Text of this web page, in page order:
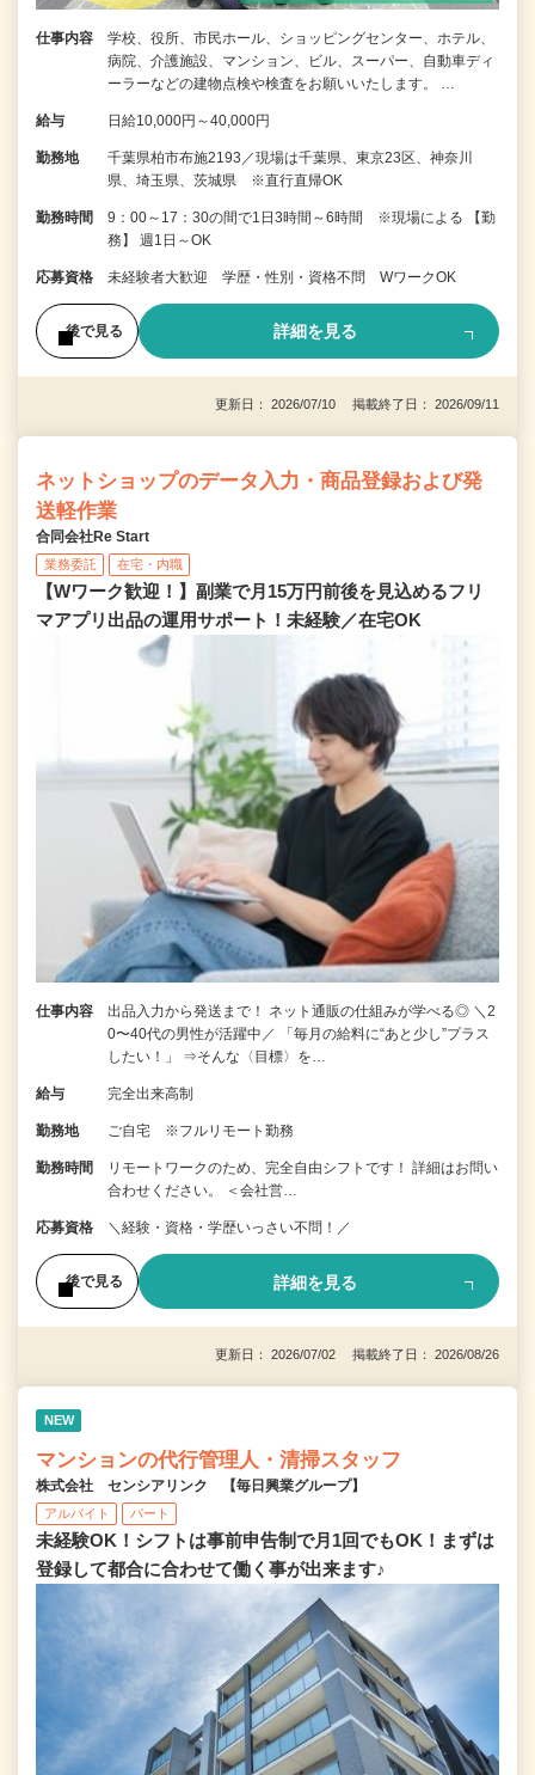
仕事内容
学校、役所、市民ホール、ショッピングセンター、ホテル、
病院、介護施設、マンション、ビル、スーパー、自動車ディ
ーラーなどの建物点検や検査をお願いいたします。 …
給与 日給10,000円～40,000円
勤務地
千葉県柏市布施2193／現場は千葉県、東京23区、神奈川
県、埼玉県、茨城県 ※直行直帰OK
勤務時間
9：00～17：30の間で1日3時間～6時間 ※現場による 【勤
務】 週1日～OK
応募資格 未経験者大歓迎 学歴・性別・資格不問 WワークOK
後で見る 詳細を見る
更新日： 2026/07/10 掲載終了日： 2026/09/11
ネットショップのデータ入力・商品登録および発
送軽作業
合同会社Re Start
業務委託 在宅・内職
【Wワーク歓迎！】副業で月15万円前後を見込めるフリ
マアプリ出品の運用サポート！未経験／在宅OK
仕事内容
出品入力から発送まで！ ネット通販の仕組みが学べる◎ ＼2
0〜40代の男性が活躍中／ 「毎月の給料に“あと少し”プラス
したい！」 ⇒そんな〈目標〉を…
給与 完全出来高制
勤務地 ご自宅 ※フルリモート勤務
勤務時間
リモートワークのため、完全自由シフトです！ 詳細はお問い
合わせください。 ＜会社営…
応募資格 ＼経験・資格・学歴いっさい不問！／
後で見る 詳細を見る
更新日： 2026/07/02 掲載終了日： 2026/08/26
NEW
マンションの代行管理人・清掃スタッフ
株式会社 センシアリンク 【毎日興業グループ】
アルバイト パート
未経験OK！シフトは事前申告制で月1回でもOK！まずは
登録して都合に合わせて働く事が出来ます♪